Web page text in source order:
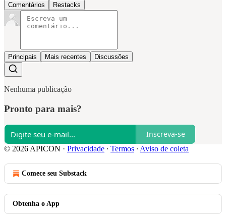
Comentários Restacks
Principais Mais recentes Discussões
Nenhuma publicação
Pronto para mais?
Inscreva-se
© 2026 APICON · Privacidade ∙ Termos ∙ Aviso de coleta
Comece seu Substack
Obtenha o App